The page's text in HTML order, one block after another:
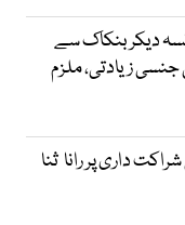
دیکر بنکاک سے
زیادتی، ملزم
داری پر رانا ثنا